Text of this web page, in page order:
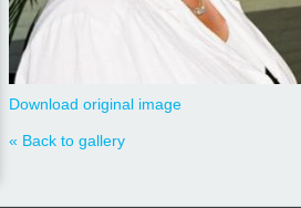
Download original image
« Back to gallery